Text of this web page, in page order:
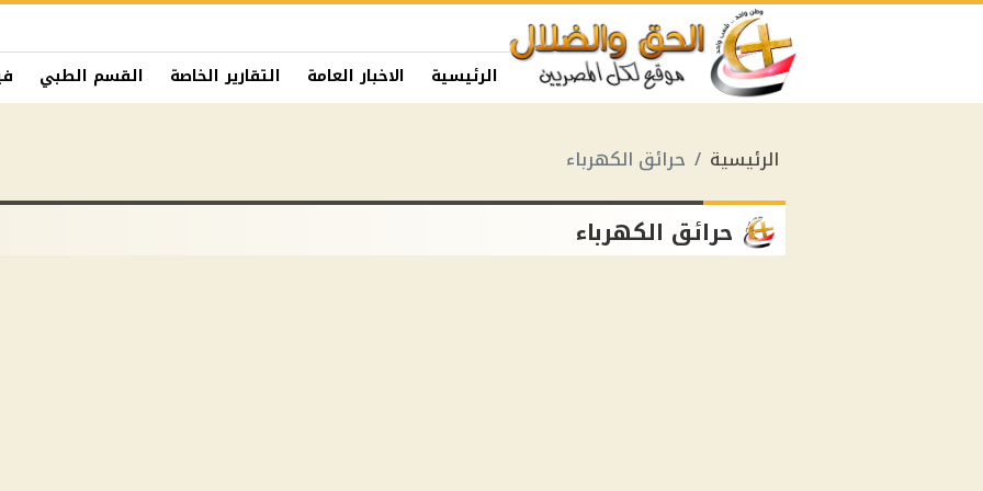
الرئيسية الاخبار العامة التقارير الخاصة القسم الطبي
الرئيسية حرائق الكهرباء
حرائق الكهرباء